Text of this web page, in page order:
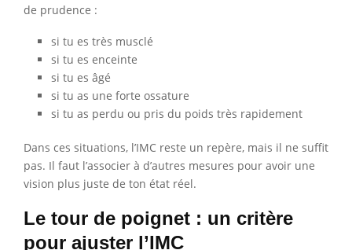
de prudence :
si tu es très musclé
si tu es enceinte
si tu es âgé
si tu as une forte ossature
si tu as perdu ou pris du poids très rapidement
Dans ces situations, l’IMC reste un repère, mais il ne suffit
pas. Il faut l’associer à d’autres mesures pour avoir une
vision plus juste de ton état réel.
Le tour de poignet : un critère
pour ajuster l’IMC